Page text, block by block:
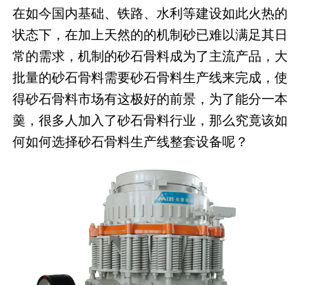
在如今国内基础、铁路、水利等建设如此火热的
状态下，在加上天然的的机制砂已难以满足其日
常的需求，机制的砂石骨料成为了主流产品，大
批量的砂石骨料需要砂石骨料生产线来完成，使
得砂石骨料市场有这极好的前景，为了能分一本
羹，很多人加入了砂石骨料行业，那么究竟该如
何如何选择砂石骨料生产线整套设备呢？